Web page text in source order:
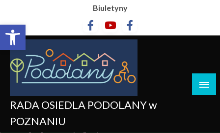
Otwórz pasek narzędzi
Biuletyny
RADA OSIEDLA PODOLANY w
POZNANIU